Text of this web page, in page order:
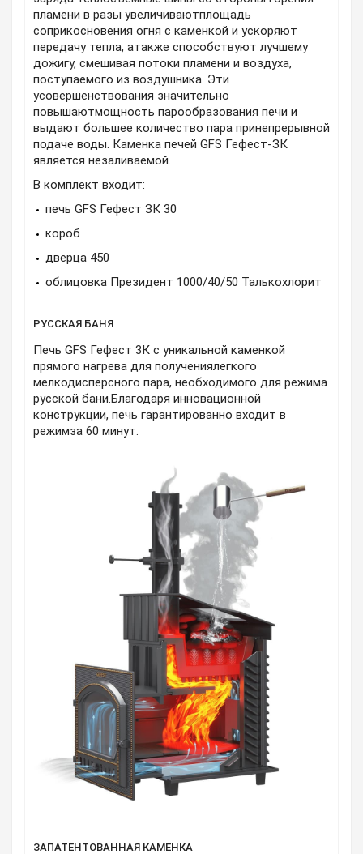
пламени в разы увеличиваютплощадь
соприкосновения огня с каменкой и ускоряют
передачу тепла, атакже способствуют лучшему
дожигу, смешивая потоки пламени и воздуха,
поступаемого из воздушника. Эти
усовершенствования значительно
повышаютмощность парообразования печи и
выдают большее количество пара принепрерывной
подаче воды. Каменка печей GFS Гефест-ЗК
является незаливаемой.
В комплект входит:
печь GFS Гефест ЗК 30
короб
дверца 450
облицовка Президент 1000/40/50 Талькохлорит
РУССКАЯ БАНЯ
Печь GFS Гефест 3К с уникальной каменкой
прямого нагрева для получениялегкого
мелкодисперсного пара, необходимого для режима
русской бани.Благодаря инновационной
конструкции, печь гарантированно входит в
режимза 60 минут.
ЗАПАТЕНТОВАННАЯ КАМЕНКА